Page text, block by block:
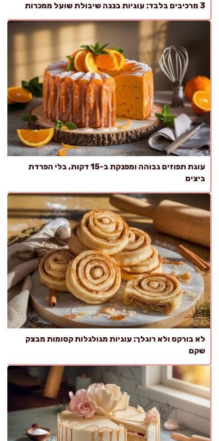
3 מרכיבים בלבד: עוגיות בננה שיבולת שועל ממכרות
עוגת תפוזים גבוהה ומפנקת ב-15 דקות, בלי הפרדת
ביצים
לא בורקס ולא רוגלך: עוגיות מגולגלות קסומות מבצק
שקם